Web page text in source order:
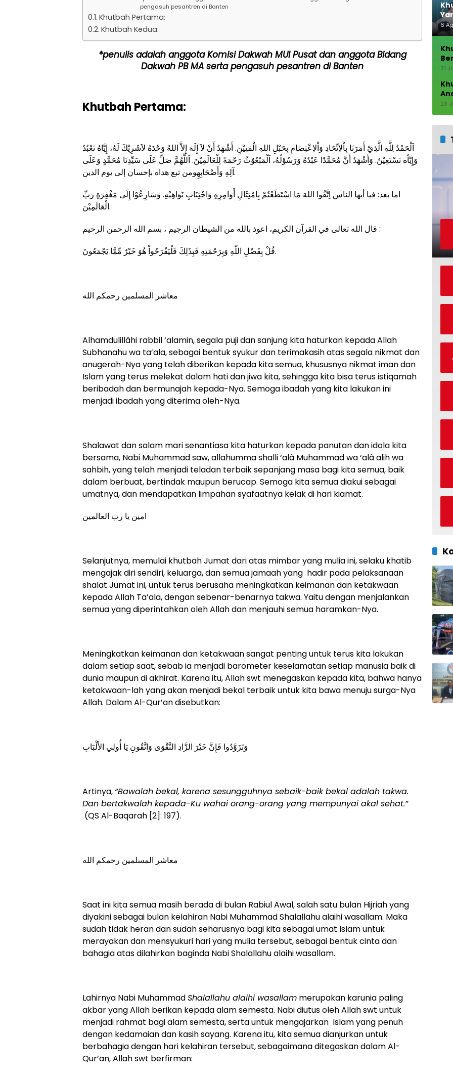
pengasuh pesantren di Banten
Khutbah Pertama:
Khutbah Kedua:
*penulis adalah anggota Komisi Dakwah MUI Pusat dan anggota Bidang
Dakwah PB MA serta pengasuh pesantren di Banten
Khutbah Pertama:
اَلْحَمْدُ لِلَّهِ الَّذِيْ أَمَرَنَا بِاْلاِتِّحَادِ وَاْلاِعْتِصَامِ بِحَبْلِ اللهِ الْمَتِيْنِ. أَشْهَدُ أَنْ لاَ إِلَهَ إِلاَّ اللهُ وَحْدَهُ لاَشَرِيْكَ لَهُ، إِيَّاهُ نَعْبُدُ
وَإِيَّاُه نَسْتَعِيْنُ. وَأَشْهَدُ أَنَّ مُحَمَّدًا عَبْدُهُ وَرَسُوْلُهُ، اَلْمَبْعُوْثُ رَحْمَةً لِلْعَالَمِيْنَ. اَللَّهُمَّ صَلِّ عَلَى سَيِّدِنَا مُحَمَّدٍ وَعَلَى
آلِهِ وَأَصْحَابِهِومن تبع هداه بإحسان إلى يوم الدين.
اما بعد: فيا أيها الناس اِتَّقُوا اللهَ مَا اسْتَطَعْتُمْ بِامْتِثَالِ أَوَامِرِهِ وَاجْتِنَابِ نَوَاهِيْهِ. وَسَارِعُوْا إِلَى مَغْفِرَةِ رَبِّ
الْعَالَمِيْنَ.
قال الله تعالى في القرآن الكريم، اعوذ بالله من الشيطان الرجيم ، بسم الله الرحمن الرحيم :
قُلْ بِفَضْلِ اللّهِ وَبِرَحْمَتِهِ فَبِذَلِكَ فَلْيَفْرَحُواْ هُوَ خَيْرٌ مِّمَّا يَجْمَعُونَ.
معاشر المسلمين رحمكم الله
Alhamdulillâhi rabbil ‘alamin, segala puji dan sanjung kita haturkan kepada Allah
Subhanahu wa ta’ala, sebagai bentuk syukur dan terimakasih atas segala nikmat dan
anugerah-Nya yang telah diberikan kepada kita semua, khususnya nikmat iman dan
Islam yang terus melekat dalam hati dan jiwa kita, sehingga kita bisa terus istiqamah
beribadah dan bermunajah kepada-Nya. Semoga ibadah yang kita lakukan ini
menjadi ibadah yang diterima oleh-Nya.
Shalawat dan salam mari senantiasa kita haturkan kepada panutan dan idola kita
bersama, Nabi Muhammad saw, allahumma shalli ‘alâ Muhammad wa ‘alâ alih wa
sahbih, yang telah menjadi teladan terbaik sepanjang masa bagi kita semua, baik
dalam berbuat, bertindak maupun berucap. Semoga kita semua diakui sebagai
umatnya, dan mendapatkan limpahan syafaatnya kelak di hari kiamat.
امين يا رب العالمين
Selanjutnya, memulai khutbah Jumat dari atas mimbar yang mulia ini, selaku khatib
mengajak diri sendiri, keluarga, dan semua jamaah yang hadir pada pelaksanaan
shalat Jumat ini, untuk terus berusaha meningkatkan keimanan dan ketakwaan
kepada Allah Ta’ala, dengan sebenar-benarnya takwa. Yaitu dengan menjalankan
semua yang diperintahkan oleh Allah dan menjauhi semua haramkan-Nya.
Meningkatkan keimanan dan ketakwaan sangat penting untuk terus kita lakukan
dalam setiap saat, sebab ia menjadi barometer keselamatan setiap manusia baik di
dunia maupun di akhirat. Karena itu, Allah swt menegaskan kepada kita, bahwa hanya
ketakwaan-lah yang akan menjadi bekal terbaik untuk kita bawa menuju surga-Nya
Allah. Dalam Al-Qur’an disebutkan:
وَتَزَوَّدُوا فَإِنَّ خَيْرَ الزَّادِ التَّقْوَى وَاتَّقُونِ يَا أُولِي الأَلْبَابِ
Artinya, “Bawalah bekal, karena sesungguhnya sebaik-baik bekal adalah takwa.
Dan bertakwalah kepada-Ku wahai orang-orang yang mempunyai akal sehat.”
(QS Al-Baqarah [2]: 197).
معاشر المسلمين رحمكم الله
Saat ini kita semua masih berada di bulan Rabiul Awal, salah satu bulan Hijriah yang
diyakini sebagai bulan kelahiran Nabi Muhammad Shalallahu alaihi wasallam. Maka
sudah tidak heran dan sudah seharusnya bagi kita sebagai umat Islam untuk
merayakan dan mensyukuri hari yang mulia tersebut, sebagai bentuk cinta dan
bahagia atas dilahirkan baginda Nabi Shalallahu alaihi wasallam.
Lahirnya Nabi MuhammadShalallahu alaihi wasallam merupakan karunia paling
akbar yang Allah berikan kepada alam semesta. Nabi diutus oleh Allah swt untuk
menjadi rahmat bagi alam semesta, serta untuk mengajarkan Islam yang penuh
dengan kedamaian dan kasih sayang. Karena itu, kita semua dianjurkan untuk
berbahagia dengan hari kelahiran tersebut, sebagaimana ditegaskan dalam Al-
Qur’an, Allah swt berfirman:
6
31
23